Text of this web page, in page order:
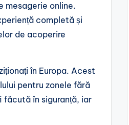
mesagerie online.
completă și
de acoperire
în Europa. Acest
pentru zonele fără
făcută în siguranță, iar